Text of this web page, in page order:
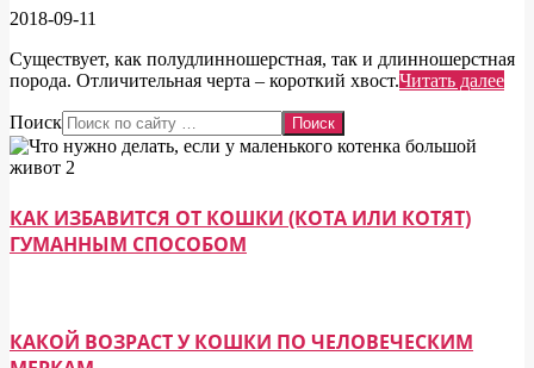
2018-09-11
Существует, как полудлинношерстная, так и длинношерстная
порода. Отличительная черта – короткий хвост.Читать далее
Поиск
КАК ИЗБАВИТСЯ ОТ КОШКИ (КОТА ИЛИ КОТЯТ)
ГУМАННЫМ СПОСОБОМ
КАКОЙ ВОЗРАСТ У КОШКИ ПО ЧЕЛОВЕЧЕСКИМ